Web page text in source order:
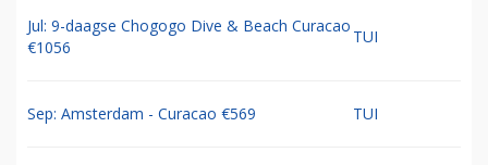
Jul: 9-daagse Chogogo Dive & Beach Curacao
€1056
TUI
Sep: Amsterdam - Curacao €569 TUI